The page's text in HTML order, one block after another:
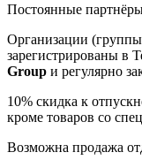
Постоянные
Организации
зарегистрированы в
Group и регулярно
10% скидка к
кроме товаров со
Возможна продажа